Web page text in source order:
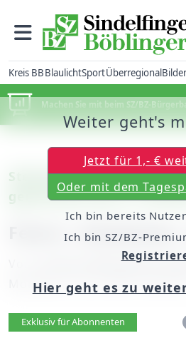
Kreis BBBlaulichtSportÜberregionalBilder
Machen Sie mit beim SZ/BZ-
Steinenbronn: 18
gemeinsam das 27.
Feiern,
unserem Mitarbeiter
Montag, 25. Juni 2007, 00:00
Artikel vorlesen
Exklusiv für Abonnenten
Weiter geht's
Jetzt für 1,- €
Oder mit dem
Ich bin bereits
Ich bin SZ/BZ-
Hier geht es zu